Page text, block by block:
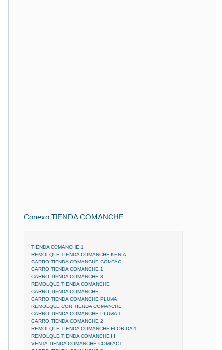
Conexo TIENDA COMANCHE
TIENDA COMANCHE 1
REMOLQUE TIENDA COMANCHE KENIA
CARRO TIENDA COMANCHE COMPAC
CARRO TIENDA COMANCHE 1
CARRO TIENDA COMANCHE 3
REMOLQUE TIENDA COMANCHE
CARRO TIENDA COMANCHE
CARRO TIENDA COMANCHE PLUMA
REMOLQUE CON TIENDA COMANCHE
CARRO TIENDA COMANCHE PLUMA 1
CARRO TIENDA COMANCHE 2
REMOLQUE TIENDA COMANCHE FLORIDA 1
REMOLQUE TIENDA COMANCHE I I
VENTA TIENDA COMANCHE COMPACT